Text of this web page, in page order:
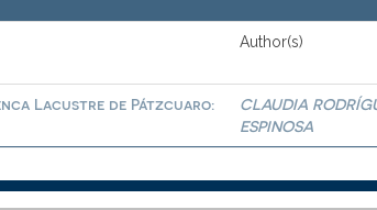
Author(s)
Lacustre de Pátzcuaro:
CLAUDIA
ESPINOSA